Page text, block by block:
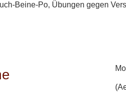
Beine-Po, Übungen gegen